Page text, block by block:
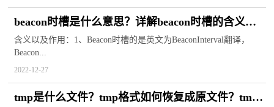
beacon时槽是什么意思？详解beacon时槽的含义及
作用
含义以及作用：1、Beacon时槽的是英文为BeaconInterval翻译，
Beacon...
2022-12-27
tmp是什么文件？tmp格式如何恢复成原文件？tmp